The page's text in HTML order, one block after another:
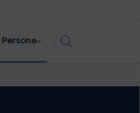
Persone